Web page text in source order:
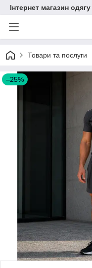
Інтернет магазин
Товари та послуги
–25%